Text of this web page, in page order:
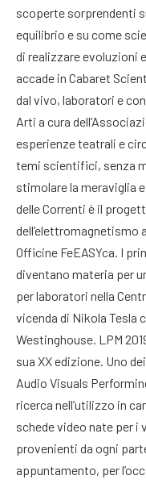
scoperte sorprendenti
equilibrio e su come
di realizzare evoluzioni
accade in Cabaret
dal vivo, laboratori e
Arti a cura
esperienze teatrali e
temi scientifici, senza
stimolare la meraviglia
delle Correnti è il
dell’elettromagnetismo
Officine FeEASYca. I
diventano materia per
per laboratori nella
vicenda di Nikola Tesla
Westinghouse. LPM
sua XX edizione. Uno
Audio Visuals
ricerca nell’utilizzo in
schede video nate per
provenienti da ogni
appuntamento, per